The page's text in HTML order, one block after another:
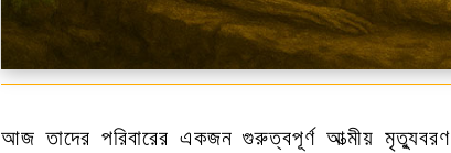
আজ তাদের পরিবারের একজন গুরুত্বপূর্ণ আত্মীয়মৃত্যুবরণ